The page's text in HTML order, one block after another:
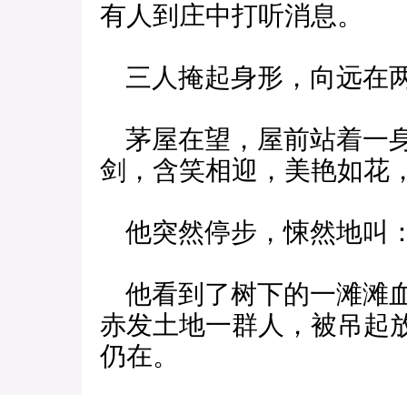
有人到庄中打听消息。
三人掩起身形，向远在
茅屋在望，屋前站着一
剑，含笑相迎，美艳如花
他突然停步，悚然地叫
他看到了树下的一滩滩
赤发土地一群人，被吊起
仍在。